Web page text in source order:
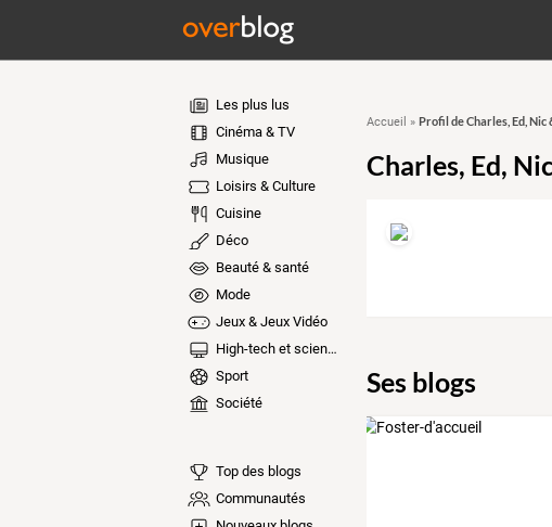
Les plus lus
Cinéma & TV
Musique
Loisirs & Culture
Cuisine
Déco
Beauté & santé
Mode
Jeux & Jeux Vidéo
High-tech et sciences
Sport
Société
Top des blogs
Communautés
Accueil » Profil de Charles, Ed, Nic
Charles, Ed,
Ses blogs